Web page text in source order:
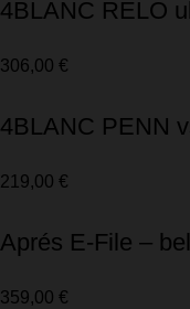
4BLANC RELO
306,00 €
4BLANC PENN
219,00 €
Aprés E-File – bel
359,00 €